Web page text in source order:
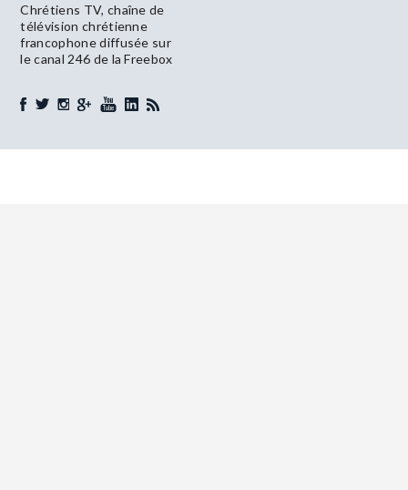
Chrétiens TV, chaîne de
télévision chrétienne
francophone diffusée sur
le canal 246 de la Freebox